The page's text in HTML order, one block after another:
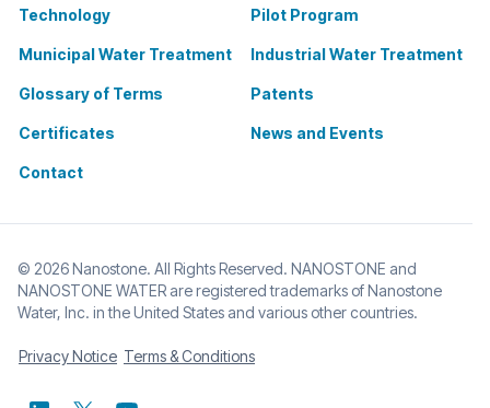
Technology Pilot Program
Municipal Water Treatment Industrial Water Treatment
Glossary of Terms Patents
Certificates News and Events
Contact
© 2026 Nanostone. All Rights Reserved. NANOSTONE and
NANOSTONE WATER are registered trademarks of Nanostone
Water, Inc. in the United States and various other countries.
Privacy Notice Terms & Conditions